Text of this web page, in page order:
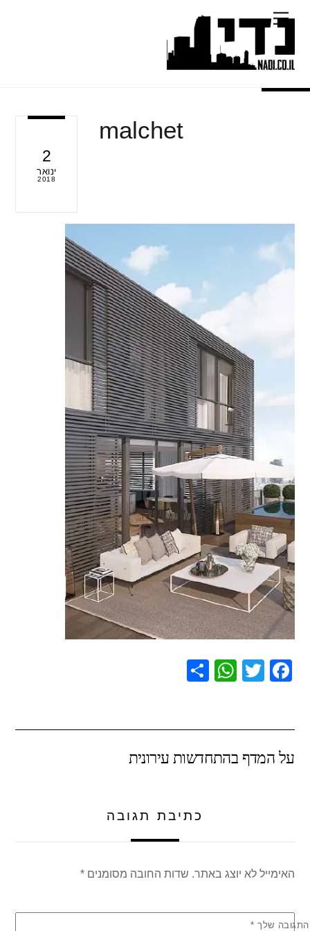
content
Menu
2
ינואר
2018
malchet
F
e
b
T
er
W
s
A
e
על המדף בהתחדשות עירונית
כתיבת תגובה
האימייל לא יוצג באתר. שדות החובה מסומנים*
התגובה שלך *